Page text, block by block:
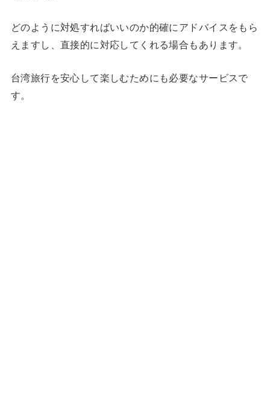
どのように対処すればいいのか的確にアドバイスをもら
えますし、直接的に対応してくれる場合もあります。
台湾旅行を安心して楽しむためにも必要なサービスで
す。